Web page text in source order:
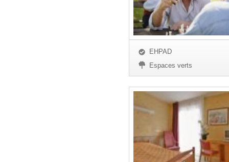
EHPAD
Espaces verts